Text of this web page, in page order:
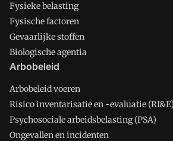
Fysieke belasting
Fysische factoren
Gevaarlijke stoffen
Biologische agentia
Arbobeleid
Arbobeleid voeren
Risico inventarisatie en -evaluatie (RI&E)
Psychosociale arbeidsbelasting (PSA)
Ongevallen en incidenten